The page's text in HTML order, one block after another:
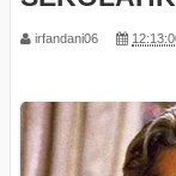
irfandani06